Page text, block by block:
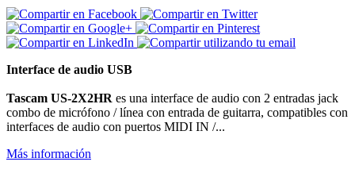
Interface de audio USB
Tascam US-2X2HR es una interface de audio con 2 entradas jack
combo de micrófono / línea con entrada de guitarra, compatibles con
interfaces de audio con puertos MIDI IN /...
Más información